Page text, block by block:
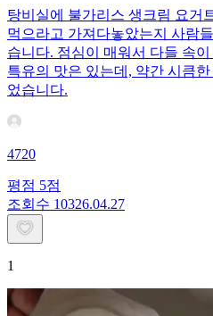
탕비실에 불가리스 생크림 요거
먹으라고 가져다놓았는지 사람
습니다. 점심이 매워서 다들 속
특유의 맛은 있는데, 약간 시큼
었습니다.
4720
평점 5점
조회수 10326.04.27
1